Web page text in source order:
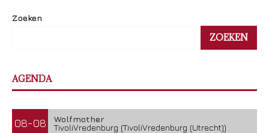
Zoeken
ZOEKEN
AGENDA
08-08
Wolfmother
TivoliVredenburg (TivoliVredenburg (Utrecht))